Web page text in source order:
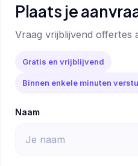
Plaats je
Vraag vrijblijvend offertes
Gratis en vrijblijvend
Binnen enkele minuten
Naam